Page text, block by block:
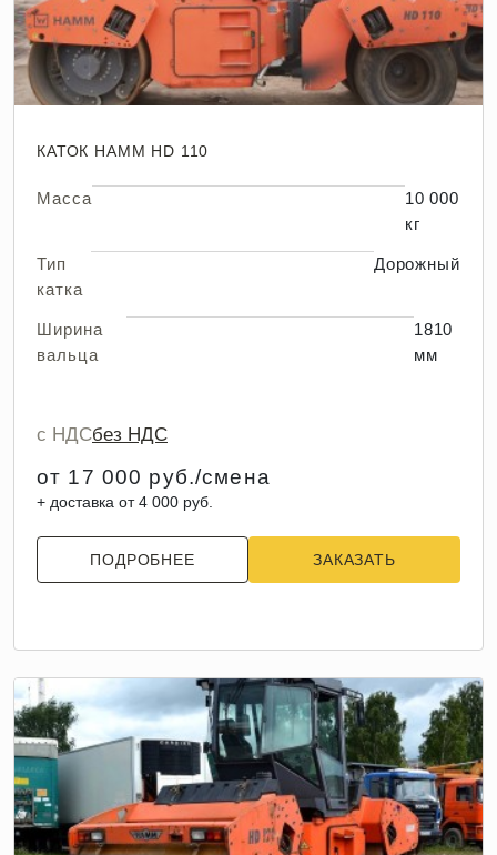
КАТОК HAMM HD 110
Масса
10 000
кг
Тип
катка
Дорожный
Ширина
вальца
1810
мм
с НДСбез НДС
от 17 000 руб./смена
+ доставка от 4 000 руб.
ПОДРОБНЕЕ ЗАКАЗАТЬ